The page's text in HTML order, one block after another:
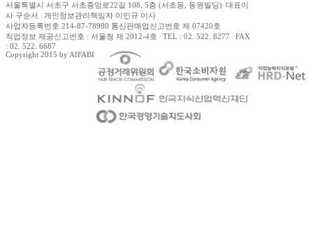
서울특별시 서초구 서초중앙로22길 108, 5층 (서초동, 동원빌딩) 대표이
사 구순서
개인정보관리책임자 이민규 이사
사업자등록번호 214-87-78980 통신판매업신고번호 제 07420호
직업정보 제공신고번호 : 서울청 제 2012-4호
TEL : 02. 522. 8277
FAX
: 02. 522. 6687
Copyright 2015 by AIFABIZ Corporation All right reserved